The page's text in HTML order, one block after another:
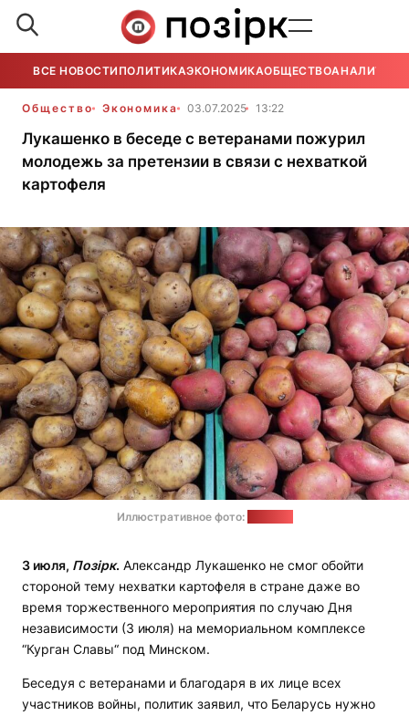
ВСЕ НОВОСТИ ПОЛИТИКАЭКОНОМИКАОБЩЕСТВОАНАЛИТИКА
Общество Экономика 03.07.2025 13:22
Лукашенко в беседе с ветеранами пожурил
молодежь за претензии в связи с нехваткой
картофеля
Иллюстративное фото:
3 июля, Позірк. Александр Лукашенко не смог обойти
стороной тему нехватки картофеля в стране даже во
время торжественного мероприятия по случаю Дня
независимости (3 июля) на мемориальном комплексе
“Курган Славы“ под Минском.
Беседуя с ветеранами и благодаря в их лице всех
участников войны, политик заявил, что Беларусь нужно